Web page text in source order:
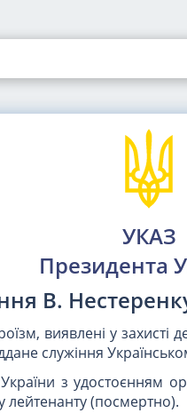
УКАЗ
Президента
В.
виявлені у захисті
служіння
з удостоєнням
(посмертно).